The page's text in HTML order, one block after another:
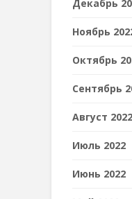
Декабрь
Ноябрь
Октябрь
Сентябрь
Август 2022
Июль 2022
Июнь 2022